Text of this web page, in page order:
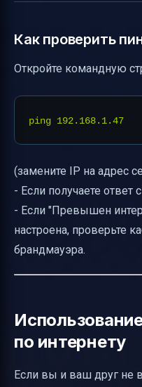
Как проверить
Откройте командную
(замените IP на адрес
- Если получаете ответ
- Если "Превышен
настроена, проверьте
брандмауэра.
по интернету
Если вы и ваш друг не